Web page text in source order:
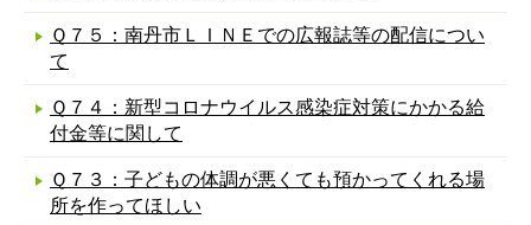
Ｑ７５：南丹市ＬＩＮＥでの広報誌等の配信につい
て
Ｑ７４：新型コロナウイルス感染症対策にかかる給
付金等に関して
Ｑ７３：子どもの体調が悪くても預かってくれる場
所を作ってほしい